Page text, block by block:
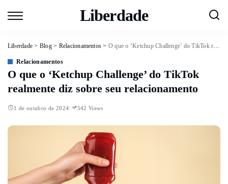
Liberdade
Liberdade > Blog> Relacionamentos > O que o ‘Ketchup Challenge’ do TikTok realmente diz sobre seu relacionamento
Relacionamentos
O que o ‘Ketchup Challenge’ do TikTok
realmente diz sobre seu relacionamento
1 de outubro de 2024 542 Views